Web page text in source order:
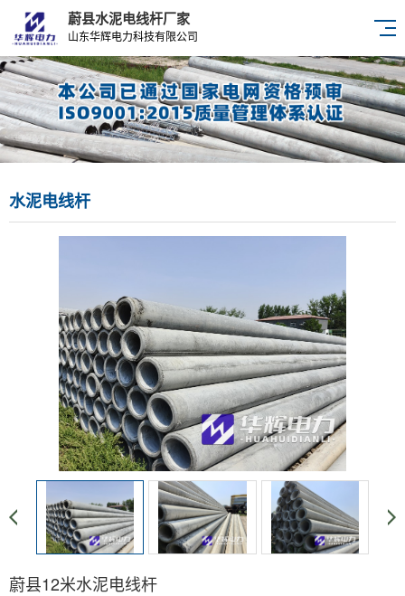
蔚县水泥电线杆厂家
山东华辉电力科技有限公司
水泥电线杆
蔚县12米水泥电线杆